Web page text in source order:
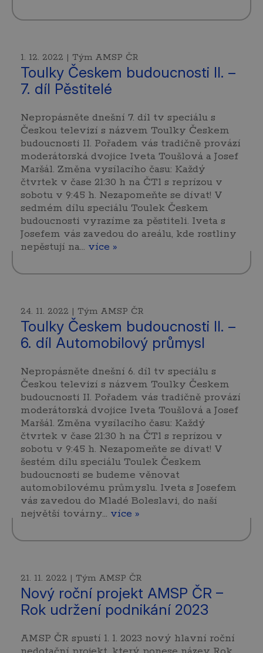
1. 12. 2022 | Tým AMSP ČR
Toulky Českem budoucnosti II. –
7. díl Pěstitelé
Nepropásněte dnešní 7. díl tv speciálu s
Českou televizí s názvem Toulky Českem
budoucnosti II. Pořadem vás tradičně provází
moderátorská dvojice Iveta Toušlová a Josef
Maršál. Změna vysílacího času: Každý
čtvrtek v čase 21:30 h na ČT1 s reprízou v
sobotu v 9:45 h. Nezapomeňte se dívat! V
sedmém dílu speciálu Toulek Českem
budoucnosti vyrazíme za pěstiteli. Iveta s
Josefem vás zavedou do areálu, kde rostliny
nepěstují na… více »
24. 11. 2022 | Tým AMSP ČR
Toulky Českem budoucnosti II. –
6. díl Automobilový průmysl
Nepropásněte dnešní 6. díl tv speciálu s
Českou televizí s názvem Toulky Českem
budoucnosti II. Pořadem vás tradičně provází
moderátorská dvojice Iveta Toušlová a Josef
Maršál. Změna vysílacího času: Každý
čtvrtek v čase 21:30 h na ČT1 s reprízou v
sobotu v 9:45 h. Nezapomeňte se dívat! V
šestém dílu speciálu Toulek Českem
budoucnosti se budeme věnovat
automobilovému průmyslu. Iveta s Josefem
vás zavedou do Mladé Boleslavi, do naší
největší továrny… více »
21. 11. 2022 | Tým AMSP ČR
Nový roční projekt AMSP ČR –
Rok udržení podnikání 2023
AMSP ČR spustí 1. 1. 2023 nový hlavní roční